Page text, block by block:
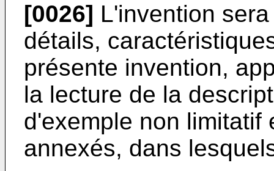
[0026] L'invention
détails,
présente invention,
la lecture de la
d'exemple non limitatif
annexés, dans